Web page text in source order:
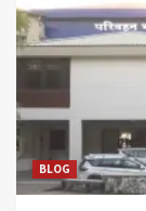
BLOG